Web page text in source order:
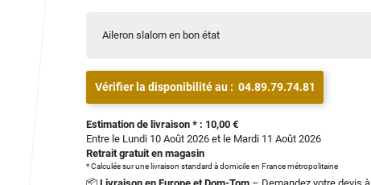
Aileron slalom en bon état
Vérifier la disponibilité au : 04.89.79.74.81
Estimation de livraison * : 10,00 €
Entre le Lundi 10 Août 2026 et le Mardi 11 Août 2026
Retrait gratuit en magasin
* Calculée sur une livraison standard à domicile en France métropolitaine